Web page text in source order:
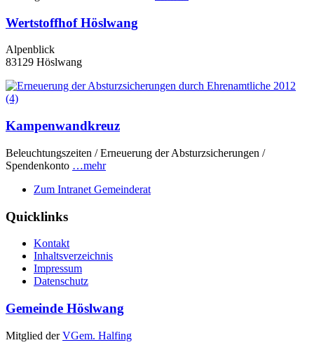
Wertstoffhof Höslwang
Alpenblick
83129 Höslwang
Kampenwandkreuz
Beleuchtungszeiten / Erneuerung der Absturzsicherungen /
Spendenkonto …mehr
Zum Intranet Gemeinderat
Quicklinks
Kontakt
Inhaltsverzeichnis
Impressum
Datenschutz
Gemeinde Höslwang
Mitglied derVGem. Halfing